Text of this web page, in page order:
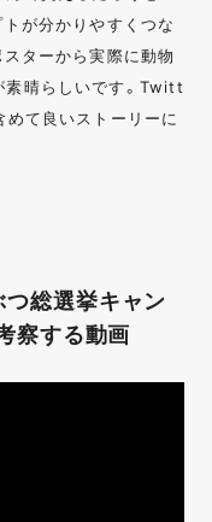
が分かりやすくつな
ターから実際に動物
素晴らしいです。Twitt
て良いストーリーに
つ総選挙キャン
察する動画